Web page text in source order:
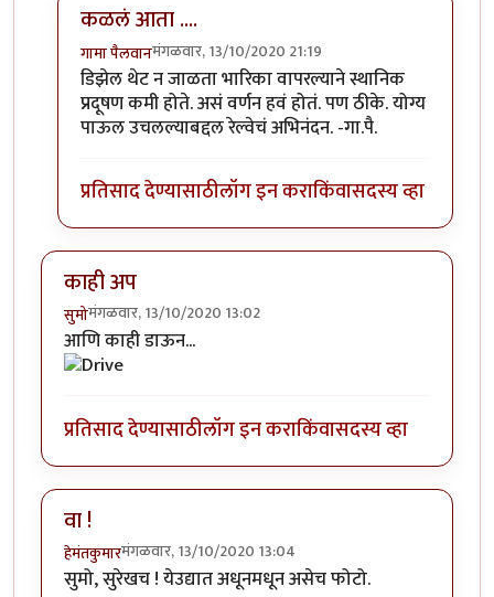
कळलं आता ....
गामा पैलवानमंगळवार, 13/10/2020 21:19
In reply toबातमीbyहेमंतकुमार
डिझेल थेट न जाळता भारिका वापरल्याने स्थानिक
प्रदूषण कमी होते. असं वर्णन हवं होतं. पण ठीके. योग्य
पाऊल उचलल्याबद्दल रेल्वेचं अभिनंदन. -गा.पै.
प्रतिसाद देण्यासाठीलॉग इन कराकिंवासदस्य व्हा
काही अप
सुमोमंगळवार, 13/10/2020 13:02
आणि काही डाऊन...
प्रतिसाद देण्यासाठीलॉग इन कराकिंवासदस्य व्हा
वा !
हेमंतकुमारमंगळवार, 13/10/2020 13:04
सुमो, सुरेखच ! येउद्यात अधूनमधून असेच फोटो.